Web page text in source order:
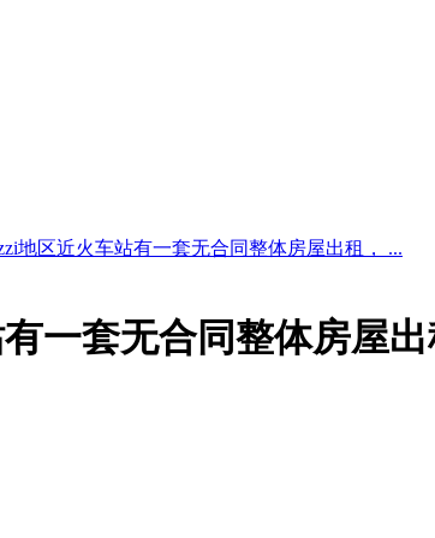
地区近火车站有一套无合同整体房屋出租， ...
一套无合同整体房屋